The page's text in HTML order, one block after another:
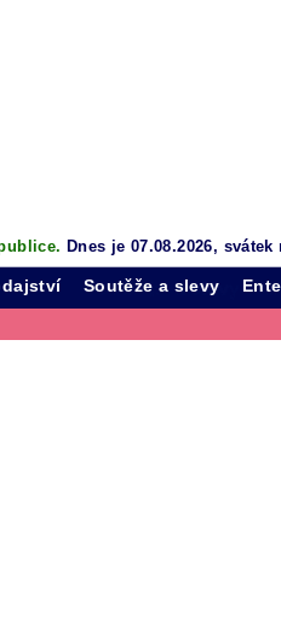
Dnes je 07.08.2026,
Soutěže a slevy